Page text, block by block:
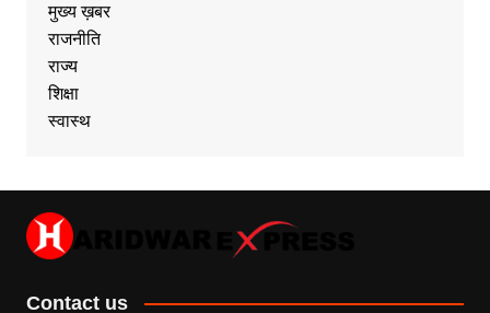
मुख्य ख़बर
राजनीति
राज्य
शिक्षा
स्वास्थ
Contact us